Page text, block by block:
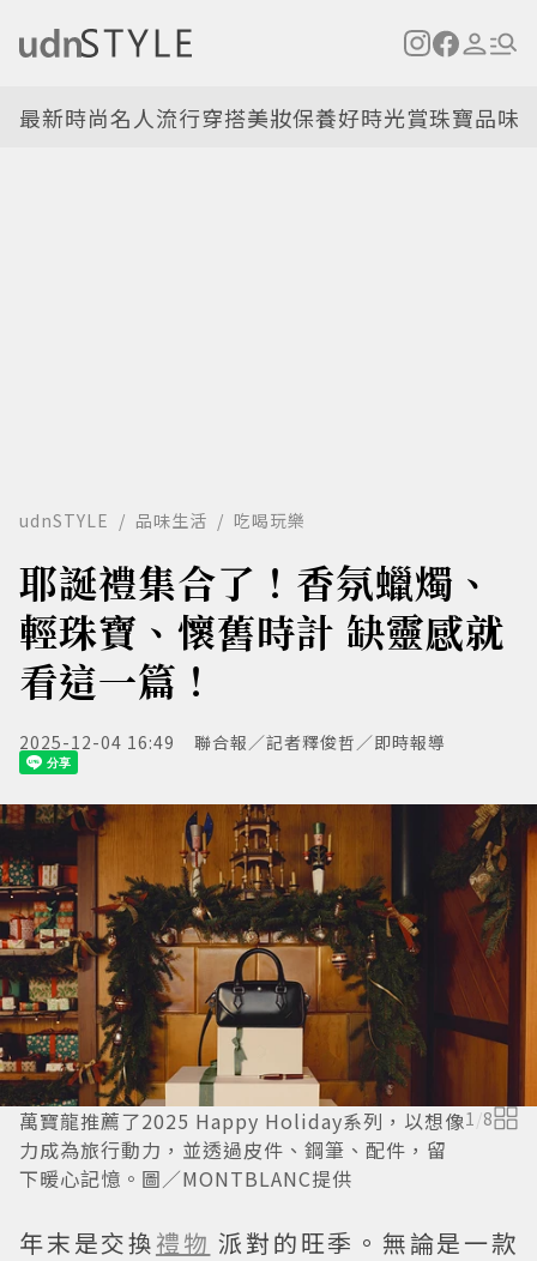
最新時尚名人流行穿搭美妝保養好時光賞珠寶品味
udnSTYLE 品味生活 吃喝玩樂
耶誕禮集合了！香氛蠟燭、
輕珠寶、懷舊時計 缺靈感就
看這一篇！
2025-12-04 16:49 聯合報／記者釋俊哲／即時報導
萬寶龍推薦了2025 Happy Holiday系列，以想像
力成為旅行動力，並透過皮件、鋼筆、配件，留
下暖心記憶。圖／MONTBLANC提供
1 /8
年末是交換禮物 派對的旺季。無論是一款